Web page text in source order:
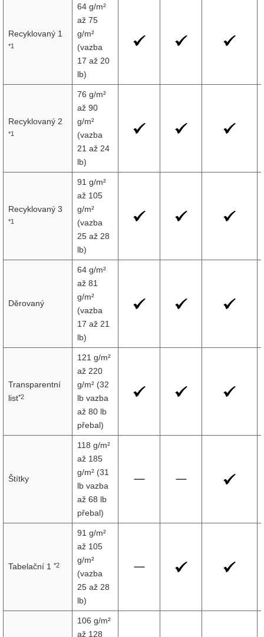
Recyklovaný 1
*1
64 g/m²
až 75
g/m²
(vazba
17 až 20
lb)
Recyklovaný 2
*1
76 g/m²
až 90
g/m²
(vazba
21 až 24
lb)
Recyklovaný 3
*1
91 g/m²
až 105
g/m²
(vazba
25 až 28
lb)
Děrovaný
64 g/m²
až 81
g/m²
(vazba
17 až 21
lb)
Transparentní
list*2
121 g/m²
až 220
g/m² (32
lb vazba
až 80 lb
přebal)
Štítky
118 g/m²
až 185
g/m² (31
lb vazba
až 68 lb
přebal)
Tabelační 1 *2
91 g/m²
až 105
g/m²
(vazba
25 až 28
lb)
106 g/m²
až 128